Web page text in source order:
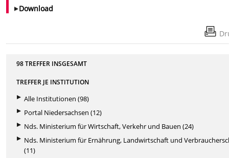
Download
98 TREFFER INSGESAMT
TREFFER JE INSTITUTION
Alle Institutionen (98)
Portal Niedersachsen (12)
Nds. Ministerium für Wirtschaft, Verkehr und Bauen (24)
Nds. Ministerium für Ernährung, Landwirtschaft und
(11)